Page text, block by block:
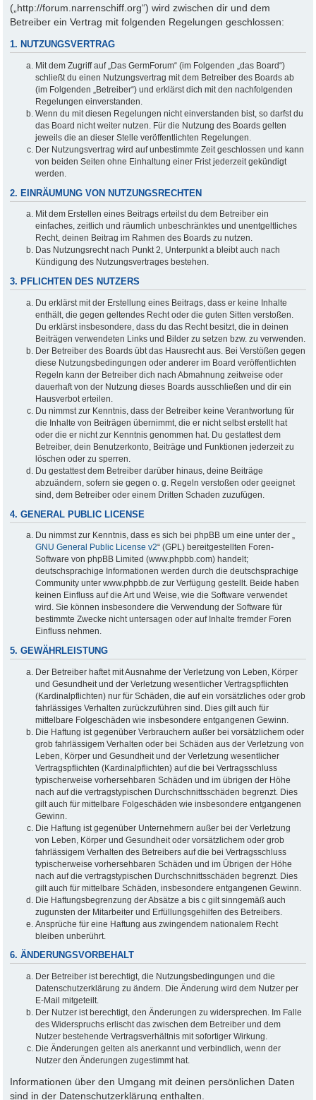
(„http://forum.narrenschiff.org“) wird zwischen dir und dem
Betreiber ein Vertrag mit folgenden Regelungen geschlossen:
1. NUTZUNGSVERTRAG
Mit dem Zugriff auf „Das GermForum“ (im Folgenden „das Board“)
schließt du einen Nutzungsvertrag mit dem Betreiber des Boards ab
(im Folgenden „Betreiber“) und erklärst dich mit den nachfolgenden
Regelungen einverstanden.
Wenn du mit diesen Regelungen nicht einverstanden bist, so darfst du
das Board nicht weiter nutzen. Für die Nutzung des Boards gelten
jeweils die an dieser Stelle veröffentlichten Regelungen.
Der Nutzungsvertrag wird auf unbestimmte Zeit geschlossen und kann
von beiden Seiten ohne Einhaltung einer Frist jederzeit gekündigt
werden.
2. EINRÄUMUNG VON NUTZUNGSRECHTEN
Mit dem Erstellen eines Beitrags erteilst du dem Betreiber ein
einfaches, zeitlich und räumlich unbeschränktes und unentgeltliches
Recht, deinen Beitrag im Rahmen des Boards zu nutzen.
Das Nutzungsrecht nach Punkt 2, Unterpunkt a bleibt auch nach
Kündigung des Nutzungsvertrages bestehen.
3. PFLICHTEN DES NUTZERS
Du erklärst mit der Erstellung eines Beitrags, dass er keine Inhalte
enthält, die gegen geltendes Recht oder die guten Sitten verstoßen.
Du erklärst insbesondere, dass du das Recht besitzt, die in deinen
Beiträgen verwendeten Links und Bilder zu setzen bzw. zu verwenden.
Der Betreiber des Boards übt das Hausrecht aus. Bei Verstößen gegen
diese Nutzungsbedingungen oder anderer im Board veröffentlichten
Regeln kann der Betreiber dich nach Abmahnung zeitweise oder
dauerhaft von der Nutzung dieses Boards ausschließen und dir ein
Hausverbot erteilen.
Du nimmst zur Kenntnis, dass der Betreiber keine Verantwortung für
die Inhalte von Beiträgen übernimmt, die er nicht selbst erstellt hat
oder die er nicht zur Kenntnis genommen hat. Du gestattest dem
Betreiber, dein Benutzerkonto, Beiträge und Funktionen jederzeit zu
löschen oder zu sperren.
Du gestattest dem Betreiber darüber hinaus, deine Beiträge
abzuändern, sofern sie gegen o. g. Regeln verstoßen oder geeignet
sind, dem Betreiber oder einem Dritten Schaden zuzufügen.
4. GENERAL PUBLIC LICENSE
Du nimmst zur Kenntnis, dass es sich bei phpBB um eine unter der „
GNU General Public License v2“ (GPL) bereitgestellten Foren-
Software von phpBB Limited (www.phpbb.com) handelt;
deutschsprachige Informationen werden durch die deutschsprachige
Community unter www.phpbb.de zur Verfügung gestellt. Beide haben
keinen Einfluss auf die Art und Weise, wie die Software verwendet
wird. Sie können insbesondere die Verwendung der Software für
bestimmte Zwecke nicht untersagen oder auf Inhalte fremder Foren
Einfluss nehmen.
5. GEWÄHRLEISTUNG
Der Betreiber haftet mit Ausnahme der Verletzung von Leben, Körper
und Gesundheit und der Verletzung wesentlicher Vertragspflichten
(Kardinalpflichten) nur für Schäden, die auf ein vorsätzliches oder grob
fahrlässiges Verhalten zurückzuführen sind. Dies gilt auch für
mittelbare Folgeschäden wie insbesondere entgangenen Gewinn.
Die Haftung ist gegenüber Verbrauchern außer bei vorsätzlichem oder
grob fahrlässigem Verhalten oder bei Schäden aus der Verletzung von
Leben, Körper und Gesundheit und der Verletzung wesentlicher
Vertragspflichten (Kardinalpflichten) auf die bei Vertragsschluss
typischerweise vorhersehbaren Schäden und im übrigen der Höhe
nach auf die vertragstypischen Durchschnittsschäden begrenzt. Dies
gilt auch für mittelbare Folgeschäden wie insbesondere entgangenen
Gewinn.
Die Haftung ist gegenüber Unternehmern außer bei der Verletzung
von Leben, Körper und Gesundheit oder vorsätzlichem oder grob
fahrlässigem Verhalten des Betreibers auf die bei Vertragsschluss
typischerweise vorhersehbaren Schäden und im Übrigen der Höhe
nach auf die vertragstypischen Durchschnittsschäden begrenzt. Dies
gilt auch für mittelbare Schäden, insbesondere entgangenen Gewinn.
Die Haftungsbegrenzung der Absätze a bis c gilt sinngemäß auch
zugunsten der Mitarbeiter und Erfüllungsgehilfen des Betreibers.
Ansprüche für eine Haftung aus zwingendem nationalem Recht
bleiben unberührt.
6. ÄNDERUNGSVORBEHALT
Der Betreiber ist berechtigt, die Nutzungsbedingungen und die
Datenschutzerklärung zu ändern. Die Änderung wird dem Nutzer per
E-Mail mitgeteilt.
Der Nutzer ist berechtigt, den Änderungen zu widersprechen. Im Falle
des Widerspruchs erlischt das zwischen dem Betreiber und dem
Nutzer bestehende Vertragsverhältnis mit sofortiger Wirkung.
Die Änderungen gelten als anerkannt und verbindlich, wenn der
Nutzer den Änderungen zugestimmt hat.
Informationen über den Umgang mit deinen persönlichen Daten
sind in der Datenschutzerklärung enthalten.